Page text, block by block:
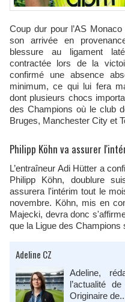
Coup dur pour l’AS Monaco : Lukas Hradecky, titulaire depuis
son arrivée en
blessure au ligament
contractée lors de la
confirmé une absence
minimum, ce qui lui fera
dont plusieurs chocs
des Champions où le club
Bruges, Manchester City et
Philipp Köhn va assurer
L’entraîneur Adi Hütter a confirmé en conférence de presse que
Philipp Köhn, doublure
assurera l'intérim tout le
novembre. Köhn, mis en
Majecki, devra donc
que la Ligue des Champions
Adeline CZ
Adeline,
l’actualité
Originaire